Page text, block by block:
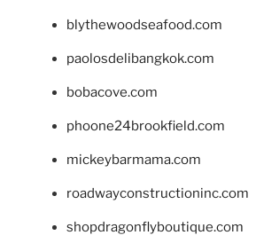
blythewoodseafood.com
paolosdelibangkok.com
bobacove.com
phoone24brookfield.com
mickeybarmama.com
roadwayconstructioninc.com
shopdragonflyboutique.com